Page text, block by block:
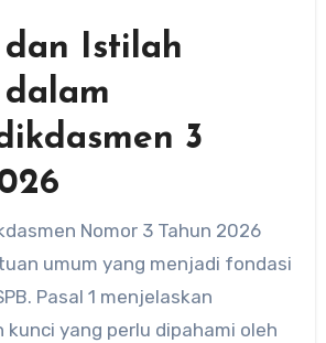
Istilah
3
Nomor 3 Tahun 2026
umum yang menjadi fondasi
Pasal 1 menjelaskan
yang perlu dipahami oleh